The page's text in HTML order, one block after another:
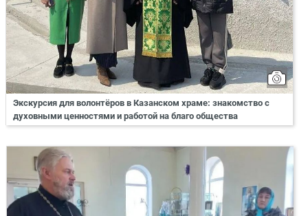
Экскурсия для волонтёров в Казанском храме: знакомство с
духовными ценностями и работой на благо общества